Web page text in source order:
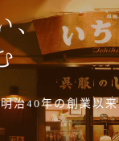
、
治40年の創業以来